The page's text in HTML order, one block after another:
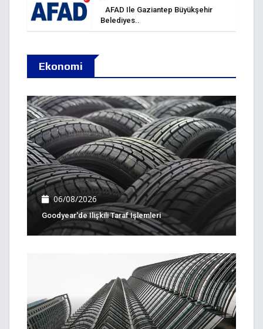
AFAD Ile Gaziantep Büyükşehir
Belediyes..
Ekonomi
06/08/2026
Goodyear'de Ilişkili Taraf Işlemleri